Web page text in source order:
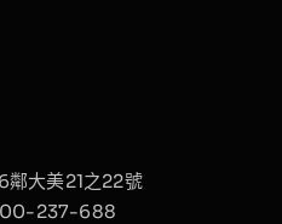
鄰大美21之22號
237-688